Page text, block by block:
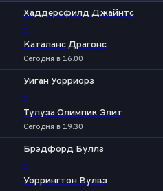
Хаддерсфилд Джайнтс
-
Каталанс Драгонс
Сегодня в 16:00
Уиган Уорриорз
-
Тулуза Олимпик Элит
Сегодня в 19:30
Брэдфорд Буллз
-
Уоррингтон Вулвз